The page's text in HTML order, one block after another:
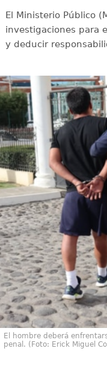
El Ministerio Público
investigaciones para
y deducir
El hombre deberá
penal. (Foto: Erick Miguel